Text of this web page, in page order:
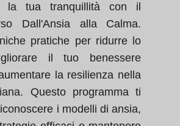
la tua tranquillità con il
Dall'Ansia alla Calma.
pratiche per ridurre lo
il tuo benessere
la resilienza nella
Questo programma ti
i modelli di ansia,